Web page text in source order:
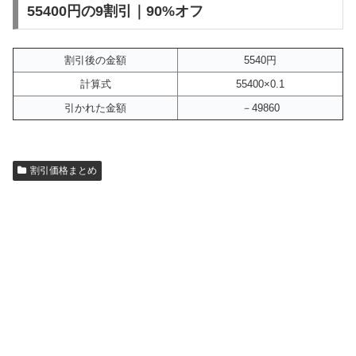
55400円の9割引｜90%オフ
割引後の金額
5540円
計算式
55400×0.1
引かれた金額
－49860
割引価格まとめ